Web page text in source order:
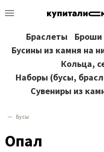
Браслеты Броши
Бусины из камня на
Кольца,
Наборы (бусы,
Сувениры из
Бусы
Опал